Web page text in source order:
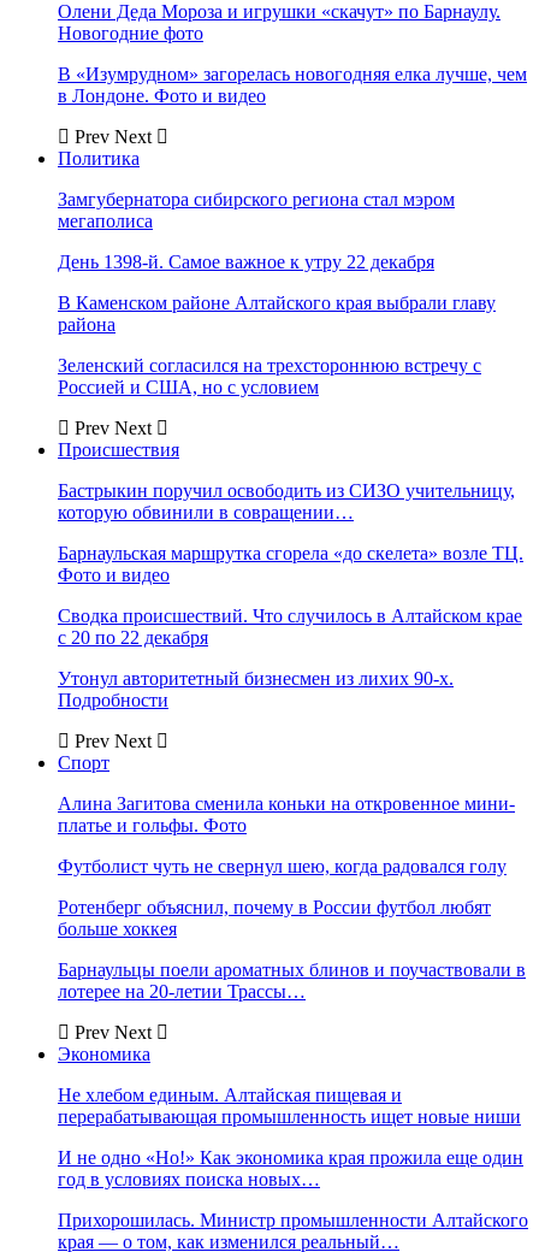
Олени Деда Мороза и игрушки «скачут» по Барнаулу.
Новогодние фото
В «Изумрудном» загорелась новогодняя елка лучше, чем
в Лондоне. Фото и видео
Prev Next
Политика
Замгубернатора сибирского региона стал мэром
мегаполиса
День 1398-й. Самое важное к утру 22 декабря
В Каменском районе Алтайского края выбрали главу
района
Зеленский согласился на трехстороннюю встречу с
Россией и США, но с условием
Prev Next
Происшествия
Бастрыкин поручил освободить из СИЗО учительницу,
которую обвинили в совращении…
Барнаульская маршрутка сгорела «до скелета» возле ТЦ.
Фото и видео
Сводка происшествий. Что случилось в Алтайском крае
с 20 по 22 декабря
Утонул авторитетный бизнесмен из лихих 90-х.
Подробности
Prev Next
Спорт
Алина Загитова сменила коньки на откровенное мини-
платье и гольфы. Фото
Футболист чуть не свернул шею, когда радовался голу
Ротенберг объяснил, почему в России футбол любят
больше хоккея
Барнаульцы поели ароматных блинов и поучаствовали в
лотерее на 20-летии Трассы…
Prev Next
Экономика
Не хлебом единым. Алтайская пищевая и
перерабатывающая промышленность ищет новые ниши
И не одно «Но!» Как экономика края прожила еще один
год в условиях поиска новых…
Прихорошилась. Министр промышленности Алтайского
края — о том, как изменился реальный…